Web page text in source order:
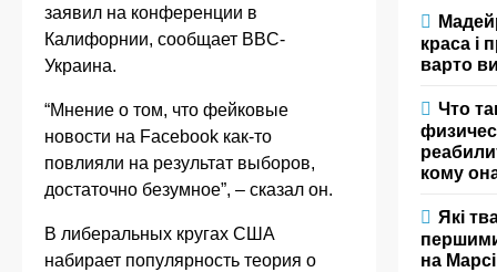
заявил на конференции в
Калифорнии, сообщает BBC-
Украина.
“Мнение о том, что фейковые
новости на Facebook как-то
повлияли на результат выборов,
достаточно безумное”, – сказал он.
В либеральных кругах США
набирает популярность теория о
краса і
варто
Что
кому
Які
на